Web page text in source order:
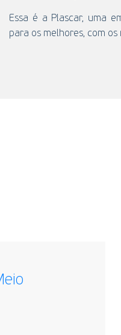
Essa é a Plascar, uma
para os melhores, com os